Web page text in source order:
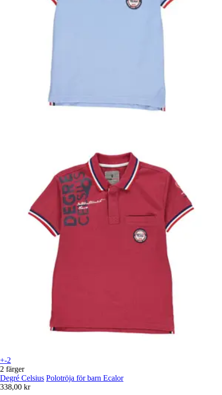
+-2
2 färger
Degré Celsius Polotröja för barn Ecalor
338,00 kr